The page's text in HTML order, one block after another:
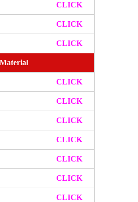
CLICK
CLICK
CLICK
CLICK
CLICK
CLICK
CLICK
CLICK
CLICK
CLICK